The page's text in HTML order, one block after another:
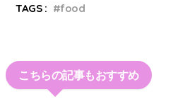
TAGS :
food
こちらの記事もおすすめ